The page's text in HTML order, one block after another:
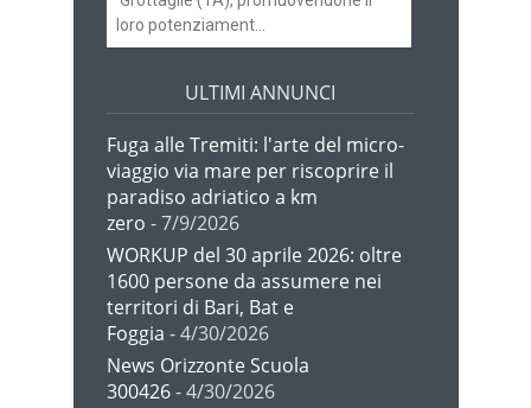
loro potenziament...
ULTIMI ANNUNCI
Fuga alle Tremiti: l'arte del micro-
viaggio via mare per riscoprire il
paradiso adriatico a km
zero - 7/9/2026
WORKUP del 30 aprile 2026: oltre
1600 persone da assumere nei
territori di Bari, Bat e
Foggia - 4/30/2026
News Orizzonte Scuola
300426- 4/30/2026